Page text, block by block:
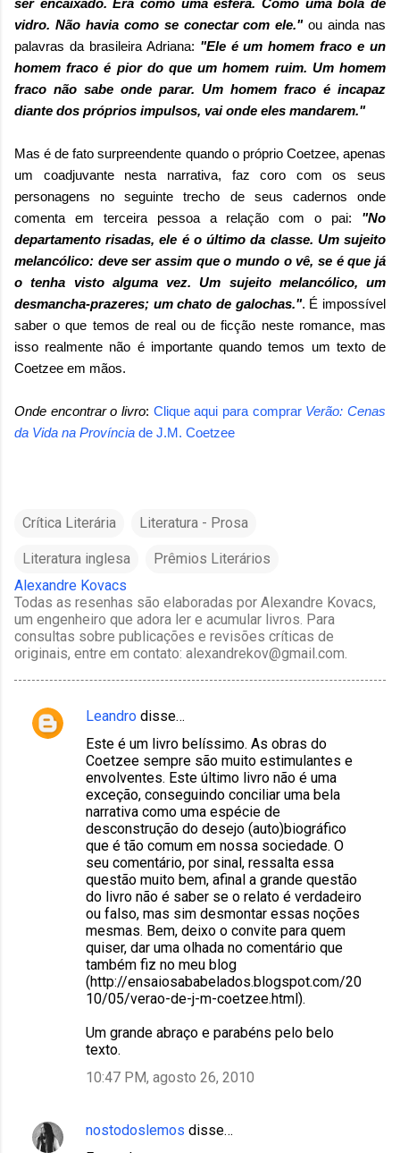
vidro. Não havia como se conectar com ele."ou ainda nas
palavras da brasileira Adriana: "Ele é um homem fraco e un
homem fraco é pior do que um homem ruim. Um homem
fraco não sabe onde parar. Um homem fraco é incapaz
diante dos próprios impulsos, vai onde eles mandarem."
Mas é de fato surpreendente quando o próprio Coetzee, apenas
um coadjuvante nesta narrativa, faz coro com os seus
personagens no seguinte trecho de seus cadernos onde
comenta em terceira pessoa a relação com o pai: "No
departamento risadas, ele é o último da classe. Um sujeito
melancólico: deve ser assim que o mundo o vê, se é que já
o tenha visto alguma vez. Um sujeito melancólico, um
desmancha-prazeres; um chato de galochas.". É impossível
saber o que temos de real ou de ficção neste romance, mas
isso realmente não é importante quando temos um texto de
Coetzee em mãos.
Onde encontrar o livro: Clique aqui para comprar Verão: Cenas
da Vida na Província de J.M. Coetzee
Crítica Literária Literatura - Prosa
Literatura inglesa
Prêmios Literários
Alexandre Kovacs
Todas as resenhas são elaboradas por Alexandre Kovacs,
um engenheiro que adora ler e acumular livros. Para
consultas sobre publicações e revisões críticas de
originais, entre em contato: alexandrekov@gmail.com.
C
Leandro disse…
Este é um livro belíssimo. As obras do
Coetzee sempre são muito estimulantes e
envolventes. Este último livro não é uma
exceção, conseguindo conciliar uma bela
narrativa como uma espécie de
desconstrução do desejo (auto)biográfico
que é tão comum em nossa sociedade. O
seu comentário, por sinal, ressalta essa
questão muito bem, afinal a grande questão
do livro não é saber se o relato é verdadeiro
ou falso, mas sim desmontar essas noções
mesmas. Bem, deixo o convite para quem
quiser, dar uma olhada no comentário que
também fiz no meu blog
(http://ensaiosababelados.blogspot.com/20
10/05/verao-de-j-m-coetzee.html).
Um grande abraço e parabéns pelo belo
texto.
10:47 PM, agosto 26, 2010
nostodoslemos disse…